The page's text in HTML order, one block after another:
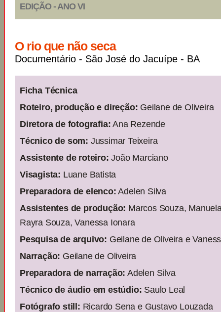
EDIÇÃO - ANO VI
O rio que não seca
Documentário - São José do Jacuípe - BA
Ficha Técnica
Roteiro, produção e direção: Geilane de Oliveira
Diretora de fotografia:Ana Rezende
Técnico de som: Jussimar Teixeira
Assistente de roteiro: João Marciano
Visagista: Luane Batista
Preparadora de elenco:Adelen Silva
Assistentes de produção: Marcos Souza,
Rayra Souza, Vanessa Ionara
Pesquisa de arquivo: Geilane de Oliveira e
Narração: Geilane de Oliveira
Preparadora de narração: Adelen Silva
Técnico de áudio em estúdio: Saulo Leal
Fotógrafo still: Ricardo Sena e Gustavo Louzada